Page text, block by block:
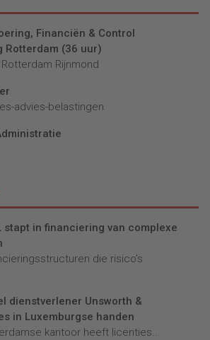
Financiën & Control
Rotterdam (36 uur)
Rijnmond
advies-belastingen
stapt in financiering van complexe
die risico’s
dienstverlener Unsworth &
in Luxemburgse handen
kantoor heeft licenties...